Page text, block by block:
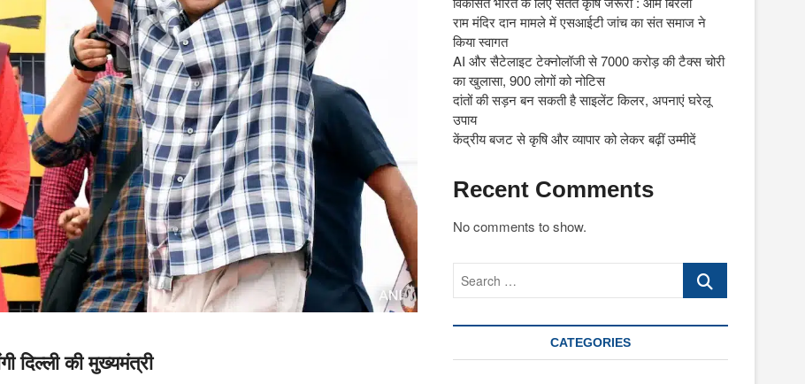
दिल्ली की मुख्यमंत्री
राम मंदिर दान मामले में एसआईटी जांच का संत समाज ने
किया स्वागत
AI और सैटेलाइट टेक्नोलॉजी से 7000 करोड़ की टैक्स चोरी
का खुलासा, 900 लोगों को नोटिस
दांतों की सड़न बन सकती है साइलेंट किलर, अपनाएं घरेलू
उपाय
केंद्रीय बजट से कृषि और व्यापार को लेकर बढ़ीं उम्मीदें
Recent Comments
No comments to show.
Search
CATEGORIES